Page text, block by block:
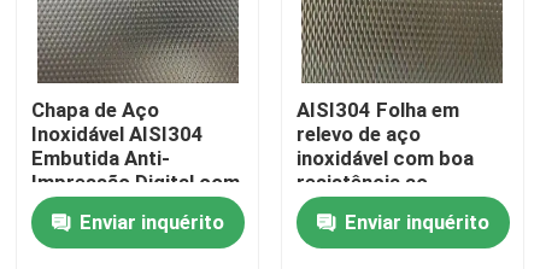
Para casa
Produtos
Chapa de Aço
Inoxidável AISI304
Embutida Anti-
Impressão Digital com
Espessura de 0,4 - 3,0
mm para Aplicações
Arquitetônicas
Enviar inquérito
AISI304 Folha em
relevo de aço
inoxidável com boa
resistência ao
desgaste e superfície
em relevo para
aplicações
Enviar inquérito